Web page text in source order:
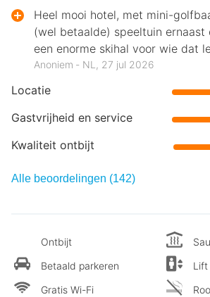
Locatie
Gastvrijheid en service
Kwaliteit ontbijt
Heel mooi hotel, met mini-
(wel betaalde) speeltuin ernaast
een enorme skihal voor wie dat
Anoniem ‐ NL, 27 jul 2026
Alle beoordelingen (142)
Ontbijt
Betaald parkeren
Gratis Wi-Fi
Lift